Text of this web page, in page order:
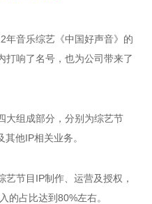
年音乐综艺《中国好声音》的
打响了名号，也为公司带来了
大组成部分，分别为综艺节
他IP相关业务。
节目IP制作、运营及授权，
的占比达到80%左右。